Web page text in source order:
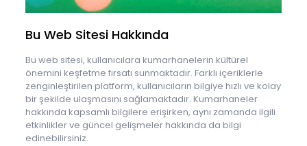
Bu Web Sitesi Hakkında
Bu web sitesi, kullanıcılara kumarhanelerin kültürel
önemini keşfetme fırsatı sunmaktadır. Farklı içeriklerle
zenginleştirilen platform, kullanıcıların bilgiye hızlı ve kolay
bir şekilde ulaşmasını sağlamaktadır. Kumarhaneler
hakkında kapsamlı bilgilere erişirken, aynı zamanda ilgili
etkinlikler ve güncel gelişmeler hakkında da bilgi
edinebilirsiniz.